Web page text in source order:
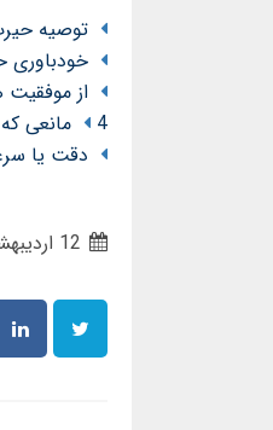
توصیه
خودباوری
از
4 مانعی که نمی گذارد کسب و کارتان را راه اندازی کنید؟
دقت یا